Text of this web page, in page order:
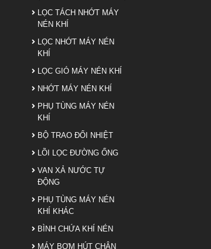
LỌC TÁCH NHỚT MÁY
NÉN KHÍ
LỌC NHỚT MÁY NÉN
KHÍ
LỌC GIÓ MÁY NÉN KHÍ
NHỚT MÁY NÉN KHÍ
PHỤ TÙNG MÁY NÉN
KHÍ
BỘ TRAO ĐỔI NHIỆT
LÕI LỌC ĐƯỜNG ỐNG
VAN XẢ NƯỚC TỰ
ĐỘNG
PHỤ TÙNG MÁY NÉN
KHÍ KHÁC
BÌNH CHỨA KHÍ NÉN
MÁY BƠM HÚT CHÂN